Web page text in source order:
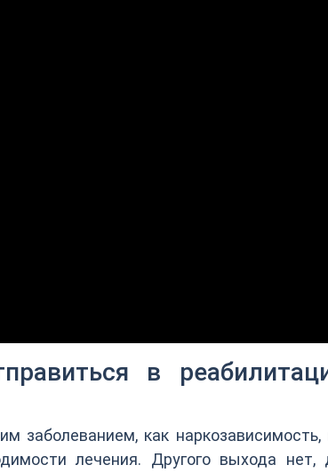
в
заболеванием, как
лечения. Другого выхода нет,